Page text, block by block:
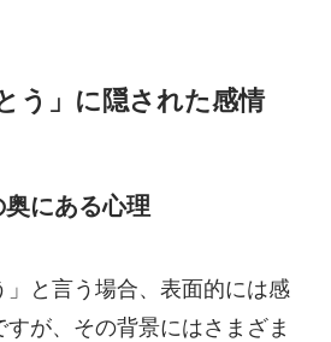
う」に隠された感情
にある心理
と言う場合、表面的には感
が、その背景にはさまざま